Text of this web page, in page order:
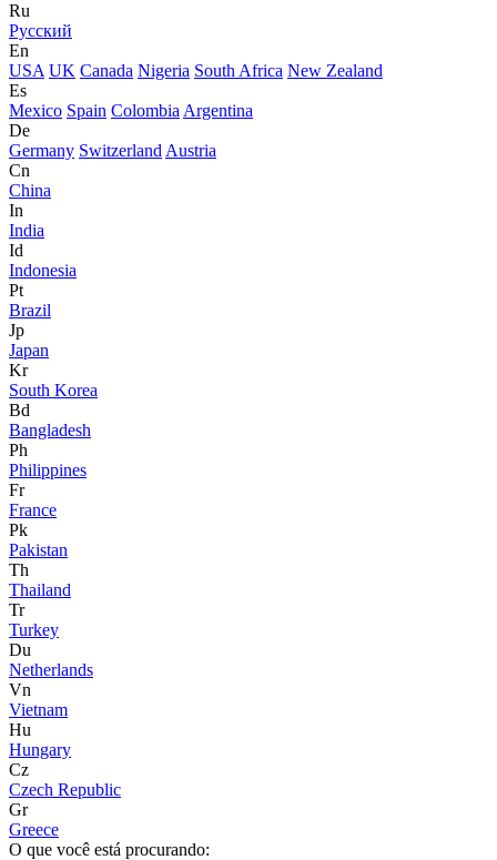
Ru
Русский
En
USA UK Canada Nigeria South Africa New Zealand
Es
Mexico Spain Colombia Argentina
De
Germany Switzerland Austria
Cn
China
In
India
Id
Indonesia
Pt
Brazil
Jp
Japan
Kr
South Korea
Bd
Bangladesh
Ph
Philippines
Fr
France
Pk
Pakistan
Th
Thailand
Tr
Turkey
Du
Netherlands
Vn
Vietnam
Hu
Hungary
Cz
Czech Republic
Gr
Greece
O que você está procurando: